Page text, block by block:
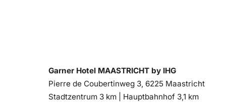
Garner Hotel MAASTRICHT by IHG
Pierre de Coubertinweg 3, 6225 Maastricht
Entfernung
Stadtzentrum 3 km | Entfernung
Hauptbahnhof 3,1 km